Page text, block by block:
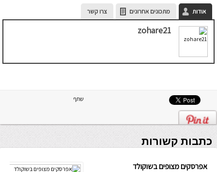
אודות מתכונים אחרונים צרו קשר
zohare21
שתף
כתבות קשורות
אפרסקים מצופים בשוקולד